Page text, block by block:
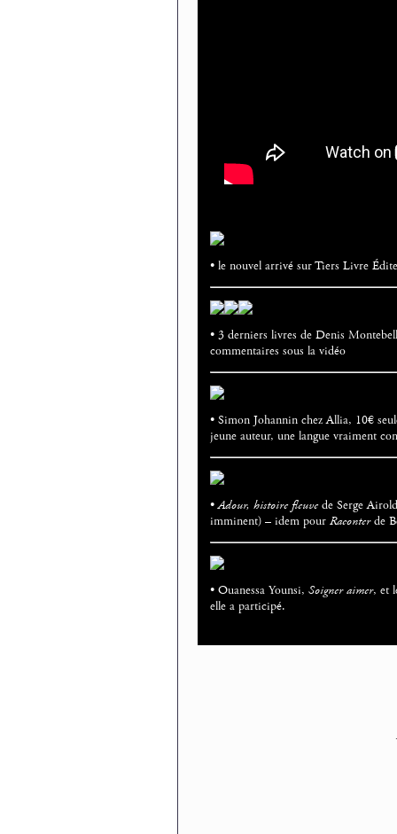
• le nouvel arrivé sur Tiers Livre
• 3 derniers livres de Denis
commentaires sous la vidéo
• Simon Johannin chez Allia, 10€
jeune auteur, une langue vraiment
•Adour, histoire fleuvede Serge
imminent) – idem pour Raconterde
• Ouanessa Younsi, Soigner aimer, et
elle a participé.